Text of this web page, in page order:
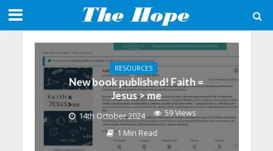
RESOURCES
New book published! Faith =
Jesus > me
14th October 2024
59 Views
1 Min Read